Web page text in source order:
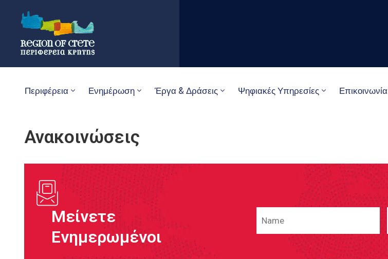
Περιφέρεια Ενημέρωση Έργα & Δράσεις Ψηφιακές Υπηρεσίες Επικοινωνία
Ανακοινώσεις
Μείνετε
Ενημερωμένοι